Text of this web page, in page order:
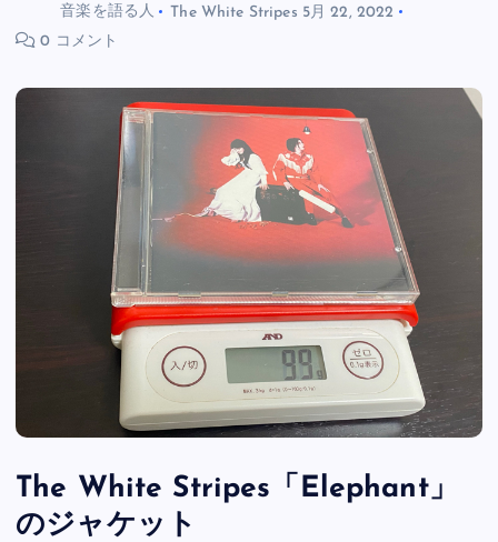
音楽を語る人 The White Stripes 5月 22, 2022
0 コメント
The White Stripes「Elephant」
のジャケット